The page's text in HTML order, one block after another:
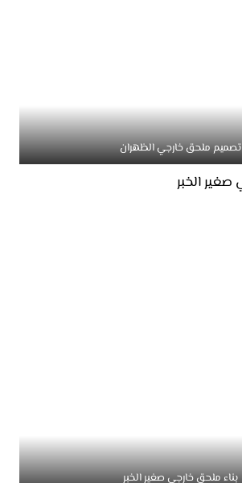
تصميم ملحق خارجي الظهران
بناء ملحق خارجي صغير الخبر